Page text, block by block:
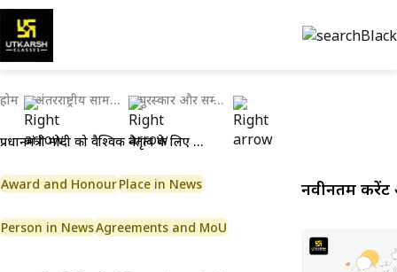
होम अंतरराष्ट्रीय सामयिकी पुरस्कार और सम्मान
प्रधानमंत्री मोदी को वैश्विक नेतृत्व के लिए घाना का सर्वोच्च नागरिक सम्मान प्रदान किया गया
Award and HonourPlace in News
Person in NewsAgreements and MoU
नवीनतम करेंट